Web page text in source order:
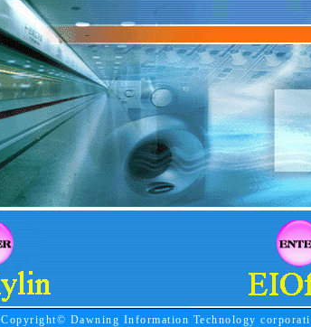
Copyright© Dawning Information Technology